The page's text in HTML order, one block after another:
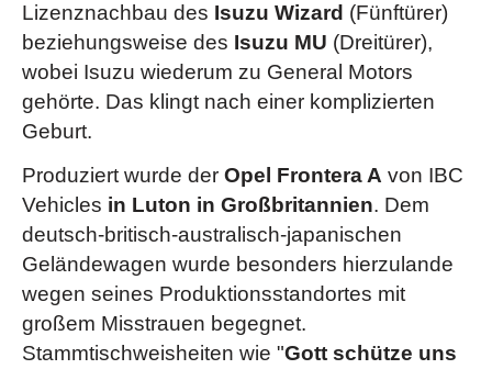
Lizenznachbau des Isuzu Wizard (Fünftürer)
beziehungsweise des Isuzu MU (Dreitürer),
wobei Isuzu wiederum zu General Motors
gehörte. Das klingt nach einer komplizierten
Geburt.
Produziert wurde der Opel Frontera A von IBC
Vehicles in Luton in Großbritannien. Dem
deutsch-britisch-australisch-japanischen
Geländewagen wurde besonders hierzulande
wegen seines Produktionsstandortes mit
großem Misstrauen begegnet.
Stammtischweisheiten wie "Gott schütze uns